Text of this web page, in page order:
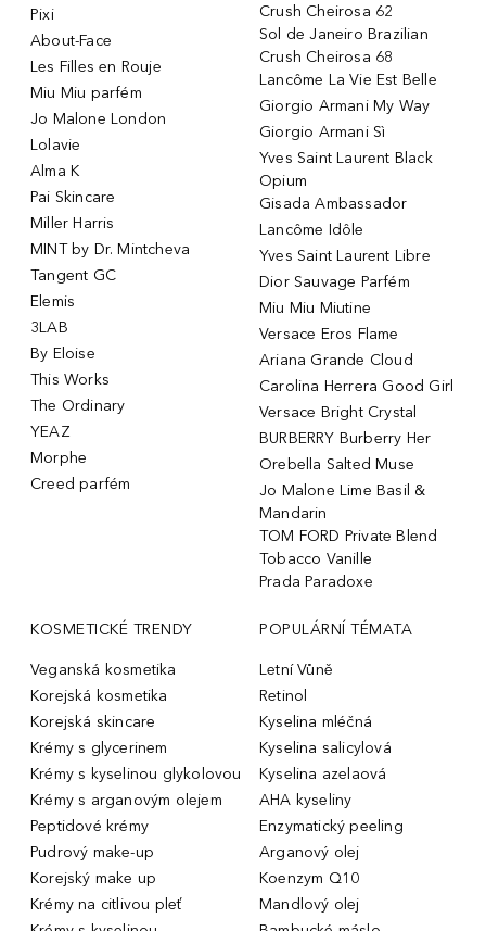
Pixi
About-Face
Les Filles en Rouje
Miu Miu parfém
Jo Malone London
Lolavie
Alma K
Pai Skincare
Miller Harris
MINT by Dr. Mintcheva
Tangent GC
Elemis
3LAB
By Eloise
This Works
The Ordinary
YEAZ
Morphe
Creed parfém
Crush Cheirosa 62
Sol de Janeiro Brazilian
Crush Cheirosa 68
Lancôme La Vie Est Belle
Giorgio Armani My Way
Giorgio Armani Sì
Yves Saint Laurent Black
Opium
Gisada Ambassador
Lancôme Idôle
Yves Saint Laurent Libre
Dior Sauvage Parfém
Miu Miu Miutine
Versace Eros Flame
Ariana Grande Cloud
Carolina Herrera Good Girl
Versace Bright Crystal
BURBERRY Burberry Her
Orebella Salted Muse
Jo Malone Lime Basil &
Mandarin
TOM FORD Private Blend
Tobacco Vanille
Prada Paradoxe
KOSMETICKÉ TRENDY
Veganská kosmetika
Korejská kosmetika
Korejská skincare
Krémy s glycerinem
Krémy s kyselinou glykolovou
Krémy s arganovým olejem
Peptidové krémy
Pudrový make-up
Korejský make up
Krémy na citlivou pleť
POPULÁRNÍ TÉMATA
Letní Vůně
Retinol
Kyselina mléčná
Kyselina salicylová
Kyselina azelaová
AHA kyseliny
Enzymatický peeling
Arganový olej
Koenzym Q10
Mandlový olej